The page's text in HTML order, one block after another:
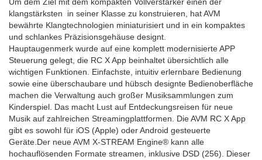
klangstärksten in seiner Klasse zu konstruieren, hat AVM
bewährte Klangtechnologien miniaturisiert und in ein kompaktes
und schlankes Präzisionsgehäuse designt.
Hauptaugenmerk wurde auf eine komplett modernisierte APP
Steuerung gelegt, die RC X App beinhaltet übersichtlich alle
wichtigen Funktionen. Einfachste, intuitiv erlernbare Bedienung
sowie eine überschaubare und hübsch designte Bedienoberfläche
machen die Verwaltung auch großer Musiksammlungen zum
Kinderspiel. Das macht Lust auf Entdeckungsreisen für neue
Musik auf zahlreichen Streamingplattformen. Die AVM RC X App
gibt es sowohl für iOS (Apple) oder Android gesteuerte
Geräte.Der neue AVM X-STREAM Engine® kann alle
hochauflösenden Formate streamen, inklusive DSD (256). Dieser